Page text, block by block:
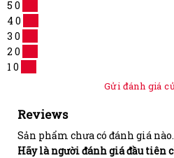
5 0
4 0
3 0
2 0
1 0
Gửi đánh giá
Reviews
Sản phẩm chưa có đánh giá nào.
Hãy là người đánh giá đầu tiên